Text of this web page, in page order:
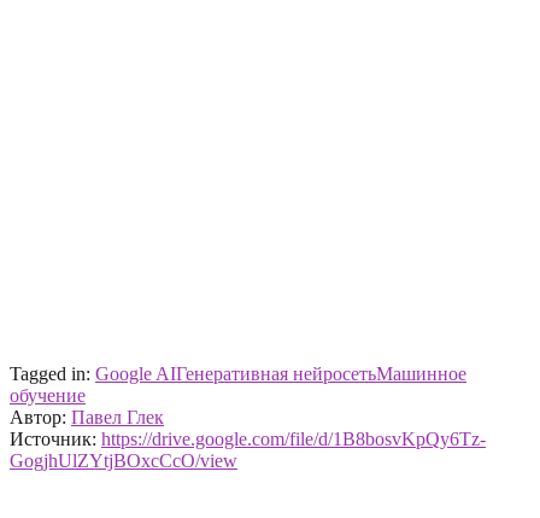
Tagged in: Google AIГенеративная нейросетьМашинное
обучение
Автор: Павел Глек
Источник: https://drive.google.com/file/d/1B8bosvKpQy6Tz-
GogjhUlZYtjBOxcCcO/view